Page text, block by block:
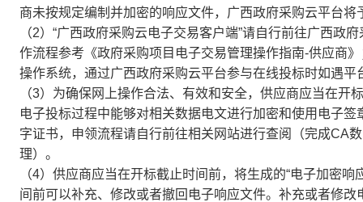
商未按规定编制并加密的响应文件，广西政府采购云平台将
（2）“广西政府采购云电子交易客户端”请自行前往广西政
作流程参考《政府采购项目电子交易管理操作指南-供应商
操作系统，通过广西政府采购云平台参与在线投标时如遇平
（3）为确保网上操作合法、有效和安全，供应商应当在开
电子投标过程中能够对相关数据电文进行加密和使用电子
字证书，申领流程请自行前往相关网站进行查阅（完成CA
理）。
（4）供应商应当在开标截止时间前，将生成的“电子加密
间前可以补充、修改或者撤回电子响应文件。补充或者修